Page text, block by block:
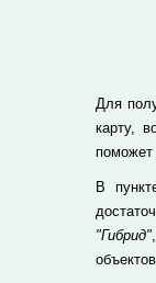
Для
карту,
поможет
В
"Гибрид"